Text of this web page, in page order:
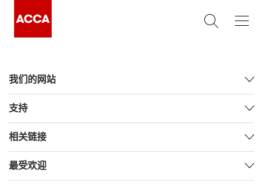
我们的网站
支持
相关链接
最受欢迎